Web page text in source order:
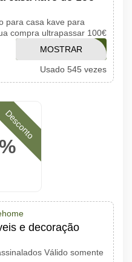
para casa kave para
compra ultrapassar 100€
KAVEAFF10E
MOSTRAR
CÓDIGO
Usado 545 vezes
Desconto
e decoração
Válido somente